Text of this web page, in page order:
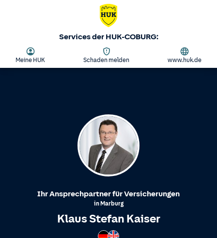
Services der HUK-COBURG:
Meine HUK Schaden melden www.huk.de
Ihr Ansprechpartner für Versicherungen
in Marburg
Klaus Stefan Kaiser
Spricht